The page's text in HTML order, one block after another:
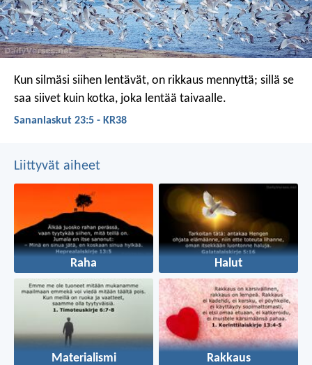
Kun silmäsi siihen lentävät, on rikkaus mennyttä; sillä se
saa siivet kuin kotka, joka lentää taivaalle.
Sananlaskut 23:5 - KR38
Liittyvät aiheet
Raha Halut
Materialismi Rakkaus